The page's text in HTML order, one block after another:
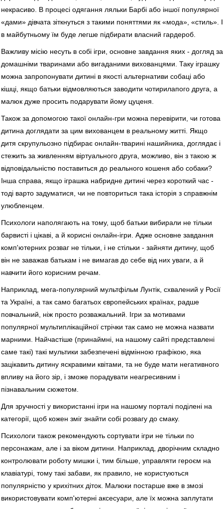
некрасиво. В процесі одягання ляльки Барбі або іншої популярної
«дами» дівчата зіткнуться з такими поняттями як «мода», «стиль». І
в майбутньому їм буде легше підбирати власний гардероб.
Важливу місію несуть в собі ігри, основне завдання яких - догляд за
домашніми тваринами або вигаданими вихованцями. Таку іграшку
можна запропонувати дитині в якості альтернативи собаці або
кішці, якщо батьки відмовляються заводити чотирилапого друга, а
малюк дуже просить подарувати йому цуценя.
Також за допомогою такої онлайн-гри можна перевірити, чи готова
дитина доглядати за цим вихованцем в реальному житті. Якщо
дитя скрупульозно підбирає онлайн-тварині нашийника, доглядає і
стежить за живленням віртуального друга, можливо, він з такою ж
відповідальністю поставиться до реального кошеня або собаки?
Інша справа, якщо іграшка набридне дитині через короткий час -
тоді варто задуматися, чи не повториться така історія з справжнім
улюбленцем.
Психологи наполягають на тому, щоб батьки вибирали не тільки
барвисті і цікаві, а й корисні онлайн-ігри. Адже основне завдання
комп'ютерних розваг не тільки, і не стільки - зайняти дитину, щоб
він не заважав батькам і не вимагав до себе від них уваги, а й
навчити його корисним речам.
Наприклад, мега-популярний мультфільм Лунтік, схвалений у Росії
та Україні, а так само багатьох європейських країнах, радше
повчальний, ніж просто розважальний. Ігри за мотивами
популярної мультиплікаційної стрічки так само не можна назвати
марними. Найчастіше (принаймні, на нашому сайті представлені
саме такі) такі мультики забезпечені відмінною графікою, яка
зацікавить дитину яскравими квітами, та не буде мати негативного
впливу на його зір, i зможе порадувати неагресивним і
пізнавальним сюжетом.
Для зручності у використанні ігри на нашому порталі поділені на
категорії, щоб кожен зміг знайти собі розвагу до смаку.
Психологи також рекомендують сортувати ігри не тільки по
персонажам, але і за віком дитини. Наприклад, дворічним складно
контролювати роботу мишки і, тим більше, управляти героєм на
клавіатурі, тому такі забави, як правило, не користуються
популярністю у крихітних діток. Малюки постарше вже в змозі
використовувати комп'ютерні аксесуари, але їх можна заплутати